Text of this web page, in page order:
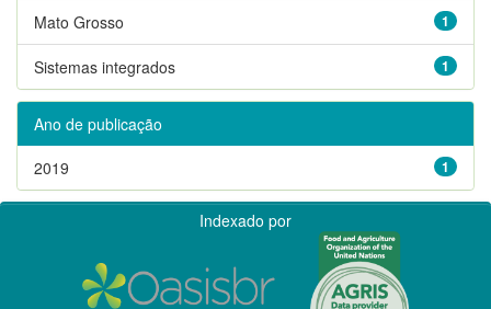
1
Mato Grosso
1
Sistemas integrados
Ano de publicação
1
2019
Indexado por